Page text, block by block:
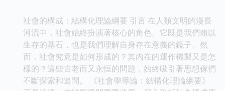
社會的構成：結構化理論綱要 引言 在人類文明的漫長
河流中，社會始終扮演著核心的角色。它既是我們賴以
生存的基石，也是我們理解自身存在意義的鏡子。然
而，社會究竟是如何形成的？其內在的運作機製又是怎
樣的？這些古老而又永恒的問題，始終吸引著思想傢們
不斷探索和追問。 《社會學導論：結構化理論綱要》